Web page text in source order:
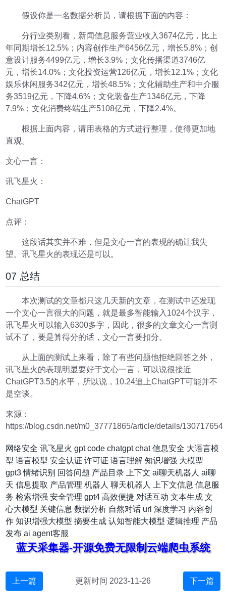
假设你是一名数据分析员，请根据下面的内容：
分行业类别看，新闻信息服务营业收入3674亿元，比上
年同期增长12.5%；内容创作生产6456亿元，增长5.8%；创
意设计服务4499亿元，增长3.9%；文化传播渠道3746亿
元，增长14.0%；文化投资运营126亿元，增长12.1%；文化
娱乐休闲服务342亿元，增长48.5%；文化辅助生产和中介服
务3519亿元，下降4.6%；文化装备生产1346亿元，下降
7.9%；文化消费终端生产5108亿元，下降2.4%。
根据上面内容，请用表格的方式进行整理，使得更加地
直观。
文心一言：
讯飞星火：
ChatGPT
点评：
这段话其实并不难，但是文心一言的表现的确让我失
望。讯飞星火的表现还是可以。
07 总结
本次测试的文章都只这几天新的文章，在测试中还发现
一个文心一言很大的问题，就是最多智能输入1024个汉字，
讯飞星火可以输入6300多字，因此，很多的文章文心一言测
试不了，要是算得分的话，文心一言要扣分。
从上面的测试上来看，除了有些问题他拒绝回答之外，
讯飞星火的表现明显要好于文心一言，可以说很接近
ChatGPT3.5的水平，所以说，10.24追上ChatGPT可能并不
是空谈。
来源：
https://blog.csdn.net/m0_37771865/article/details/130717654
网络安全 讯飞星火 gpt code chatgpt chat 信息安全 大语言模
型 语言模型 安全认证 许可证 语言理解 知识增强 大模型
gpt3 情绪识别 回答问题 产品目录 上下文 ai聊天机器人 ai聊
天 信息提取 产品管理 机器人 聊天机器人 上下文信息 信息服
务 检索增强 安全管理 gpt4 高效便捷 对话互动 文本生成 文
心大模型 关键信息 数据分析 自然对话 url 深度学习 内容创
作 知识增强大模型 摘要生成 认知智能大模型 逻辑推理 产品
发布 ai agent客服
蓝天采集器-开源免费无限制云端爬虫系统
上一篇 更新时间 2023-11-26 下一篇